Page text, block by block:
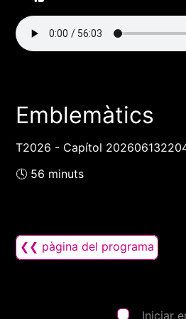
Emblemàtics
T2026 - Capítol
🕓 56 minuts
❮❮ pàgina del programa
Iniciar